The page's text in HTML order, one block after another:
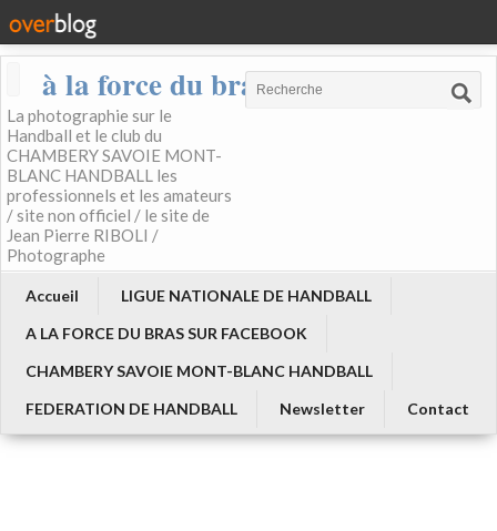
à la force du bras
La photographie sur le
Handball et le club du
CHAMBERY SAVOIE MONT-
BLANC HANDBALL les
professionnels et les amateurs
/ site non officiel / le site de
Jean Pierre RIBOLI /
Photographe
Accueil
LIGUE NATIONALE DE HANDBALL
A LA FORCE DU BRAS SUR FACEBOOK
CHAMBERY SAVOIE MONT-BLANC HANDBALL
FEDERATION DE HANDBALL
Newsletter Contact